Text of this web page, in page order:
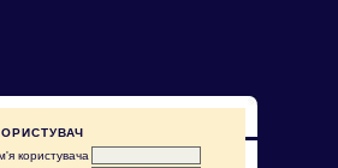
користувача